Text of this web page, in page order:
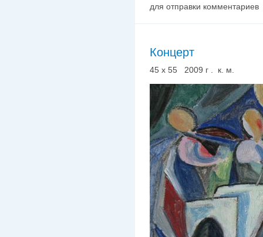
для отправки комментариев
Концерт
45 х 55 2009 г . к. м.